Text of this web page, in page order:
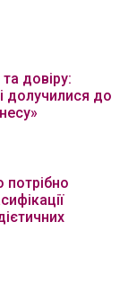
довіру:
долучилися до